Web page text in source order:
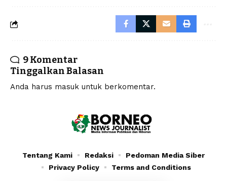
9 Komentar
Tinggalkan Balasan
Anda harus masuk untuk berkomentar.
Tentang Kami Redaksi
Pedoman Media Siber
Privacy Policy
Terms and Conditions